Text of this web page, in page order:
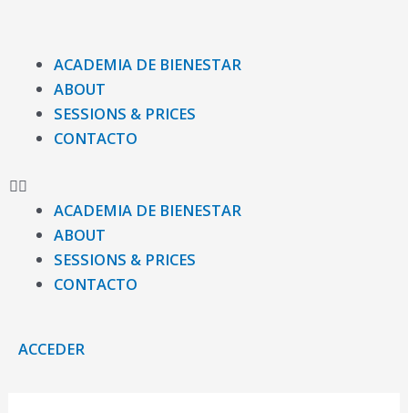
contenidoACADEMIA DE BIENESTAR
ABOUT
SESSIONS & PRICES
CONTACTO
Menu
ACADEMIA DE BIENESTAR
ABOUT
SESSIONS & PRICES
CONTACTO
ACCEDER